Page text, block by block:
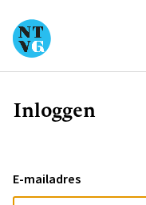
Kruimelpad
Inloggen
E-mailadres